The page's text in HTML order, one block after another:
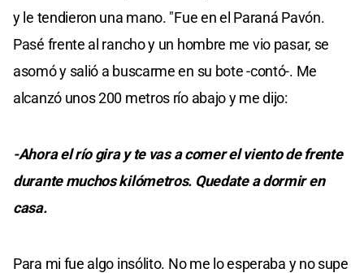
y le tendieron una mano. "Fue en el Paraná Pavón.
Pasé frente al rancho y un hombre me vio pasar, se
asomó y salió a buscarme en su bote -contó-. Me
alcanzó unos 200 metros río abajo y me dijo:
-Ahora el río gira y te vas a comer el viento de frente
durante muchos kilómetros. Quedate a dormir en
casa.
Para mi fue algo insólito. No me lo esperaba y no supe